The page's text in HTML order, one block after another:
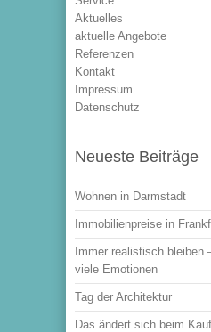
Aktuelles
aktuelle Angebote
Referenzen
Kontakt
Impressum
Datenschutz
Neueste Beiträge
Wohnen in Darmstadt
Immobilienpreise in
Immer realistisch bleiben
viele Emotionen
Tag der Architektur
Das ändert sich beim